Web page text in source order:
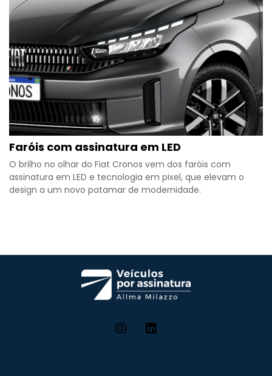
Faróis com assinatura em LED
O brilho no olhar do Fiat Cronos vem dos faróis com
assinatura em LED e tecnologia em pixel, que elevam o
design a um novo patamar de modernidade.